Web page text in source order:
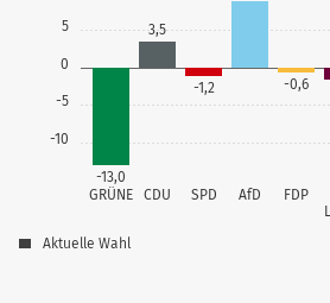
-10
-5
0
5
GRÜNE CDU SPD AfD FDP
-13,0
3,5
-1,2 -0,6
Aktuelle Wahl